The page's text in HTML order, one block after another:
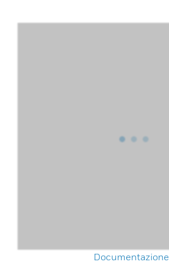
Documentazione